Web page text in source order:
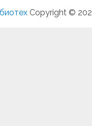
Copyright ©